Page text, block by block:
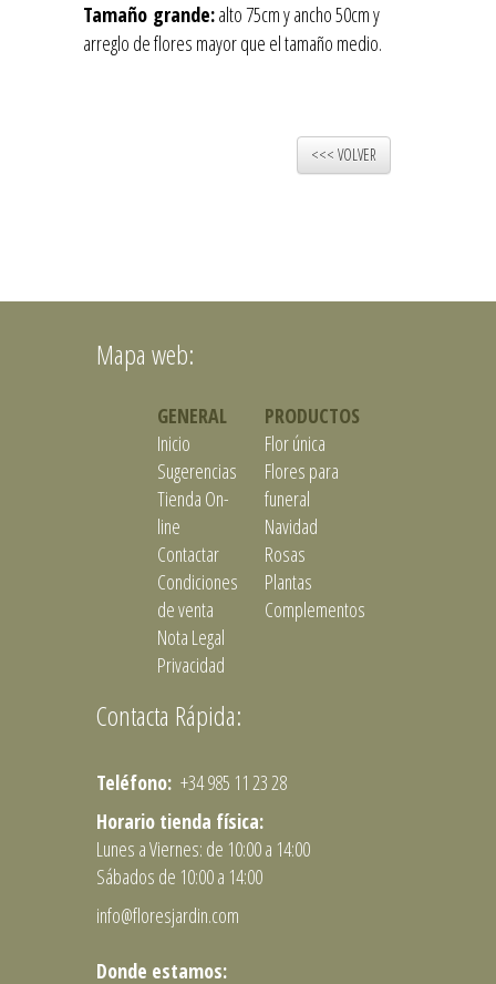
Tamaño grande:alto 75cm y ancho 50cm y
arreglo de flores mayor que el tamaño medio.
<<< VOLVER
Mapa web:
GENERAL
Inicio
Sugerencias
Tienda On-
line
Contactar
Condiciones
de venta
Nota Legal
Privacidad
PRODUCTOS
Flor única
Flores para
funeral
Navidad
Rosas
Plantas
Complementos
Contacta Rápida:
Teléfono: +34 985 11 23 28
Horario tienda física:
Lunes a Viernes: de 10:00 a 14:00
Sábados de 10:00 a 14:00
info@floresjardin.com
Donde estamos: